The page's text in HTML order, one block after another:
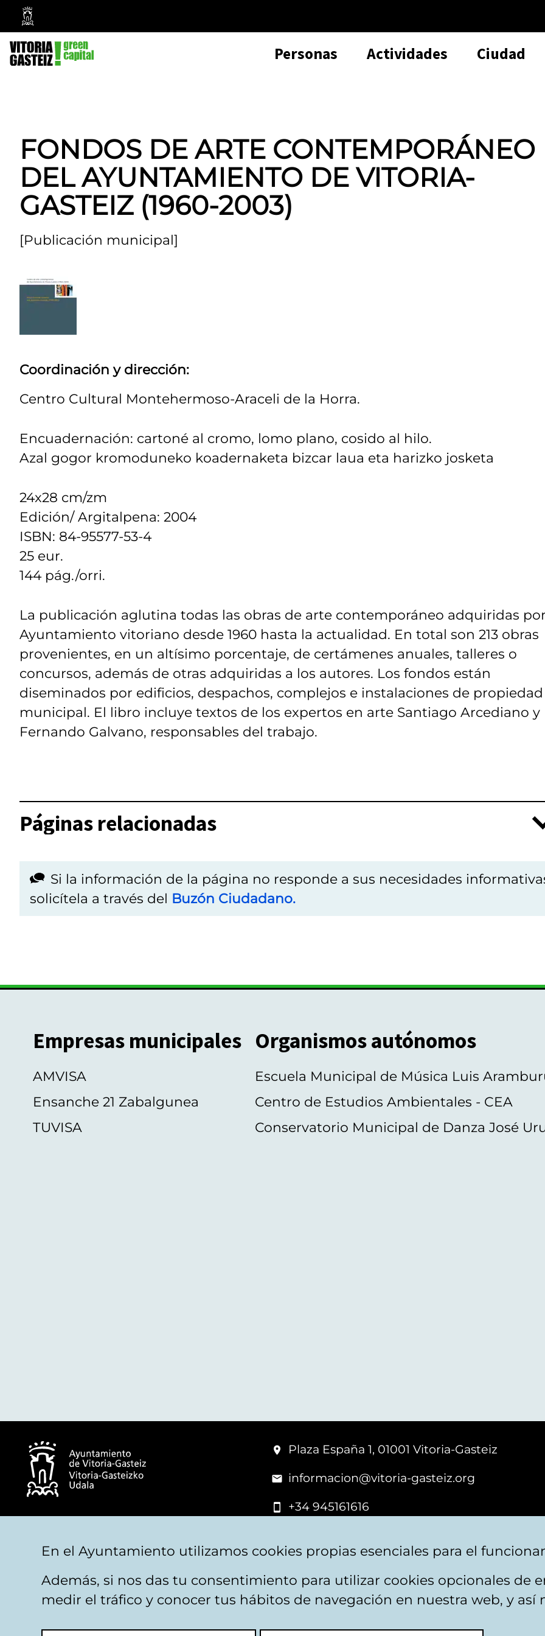
Ayuntamiento
Vitoria-
Gasteiz
Personas Actividades Ciudad
FONDOS DE ARTE CONTEMPORÁNEO
DEL AYUNTAMIENTO DE VITORIA-
GASTEIZ (1960-2003)
[Publicación municipal]
Coordinación y dirección:
Centro Cultural Montehermoso-Araceli de la Horra.
Encuadernación: cartoné al cromo, lomo plano, cosido al hilo.
Azal gogor kromoduneko koadernaketa bizcar laua eta harizko josketa
24x28 cm/zm
Edición/ Argitalpena: 2004
ISBN: 84-95577-53-4
25 eur.
144 pág./orri.
La publicación aglutina todas las obras de arte contemporáneo adquiridas
Ayuntamiento vitoriano desde 1960 hasta la actualidad. En total son 213 obras
provenientes, en un altísimo porcentaje, de certámenes anuales, talleres o
concursos, además de otras adquiridas a los autores. Los fondos están
diseminados por edificios, despachos, complejos e instalaciones de propiedad
municipal. El libro incluye textos de los expertos en arte Santiago Arcediano y
Fernando Galvano, responsables del trabajo.
Páginas relacionadas
Si la información de la página no responde a sus necesidades
solicítela a través del Buzón Ciudadano.
Empresas municipales
AMVISA
Ensanche 21 Zabalgunea
TUVISA
Organismos autónomos
Escuela Municipal de Música Luis
Centro de Estudios Ambientales - CEA
Conservatorio Municipal de Danza José
Plaza España 1, 01001 Vitoria-Gasteiz
informacion@vitoria-gasteiz.org
+34 945161616
Aviso legal Privacidad Politica de cookies Mapa web Accesibilidad Contacto
En el Ayuntamiento utilizamos cookies propias esenciales para el
Además, si nos das tu consentimiento para utilizar cookies opcionales de
medir el tráfico y conocer tus hábitos de navegación en nuestra web, y así